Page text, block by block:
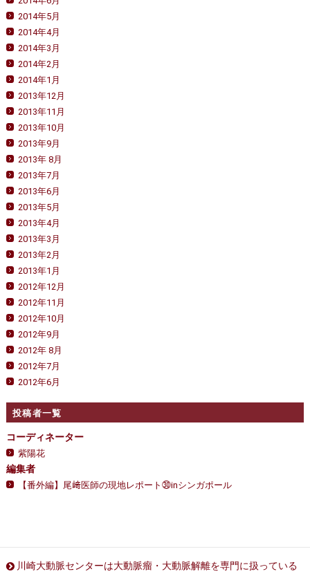
2014年5月
2014年4月
2014年3月
2014年2月
2014年1月
2013年12月
2013年11月
2013年10月
2013年9月
2013年 8月
2013年7月
2013年6月
2013年5月
2013年4月
2013年3月
2013年2月
2013年1月
2012年12月
2012年11月
2012年10月
2012年9月
2012年 8月
2012年7月
2012年6月
投稿者一覧
コーディネーター
紫陽花
編集者
【番外編】尾﨑医師の現地レポート㉚inシンガポール
川崎大動脈センターは大動脈瘤・大動脈解離を専門に扱っている